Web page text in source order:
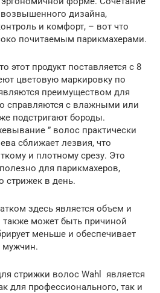
дизайна,
и комфорт, – вот что
почитаемым парикмахерами.
этот продукт поставляется с 8
цветовую маркировку по
преимуществом для
справляются с влажными или
подстригают бороды.
” волос практически
сближает лезвия, что
и плотному срезу. Это
для парикмахеров,
стрижек в день.
здесь является объем и
также может быть причиной
меньше и обеспечивает
мужчин.
стрижки волос Wahl является
для профессионального, так и